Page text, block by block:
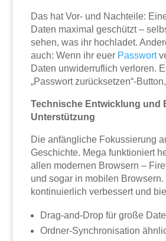
Das hat Vor- und Nachteile:
Daten maximal geschützt –
sehen, was ihr hochladet.
auch: Wenn ihr euer Passwort
Daten unwiderruflich verloren.
„Passwort zurücksetzen“-
Technische Entwicklung und
Unterstützung
Die anfängliche Fokussierung
Geschichte. Mega funktioniert
allen modernen Browsern –
und sogar in mobilen
kontinuierlich verbessert und
Drag-and-Drop für große
Ordner-Synchronisation